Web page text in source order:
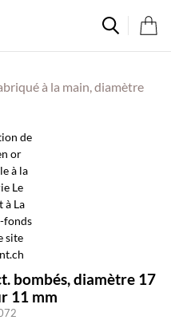
bombés, diamètre 17
11 mm